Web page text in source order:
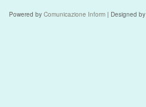
Powered by Comunicazione Inform | Designed by